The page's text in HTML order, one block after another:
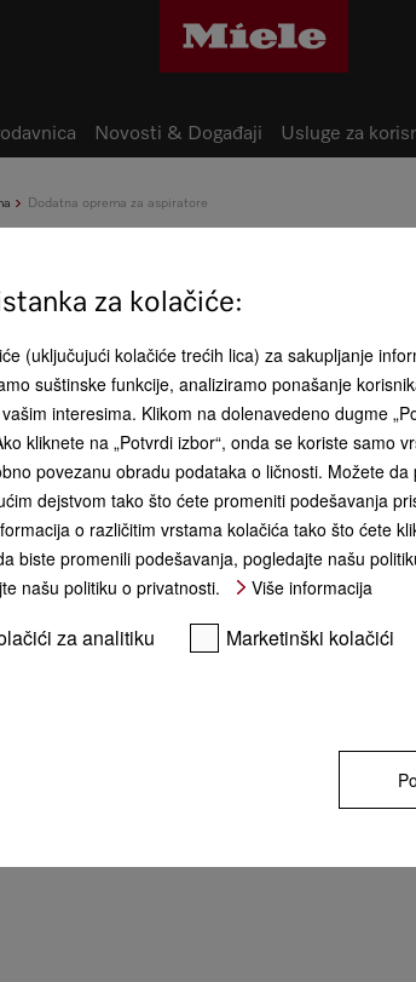
Dodatna oprema za aspiratore
Novosti & Događaji Usluge za
za kolačiće:
(uključujući kolačiće trećih lica) za sakupljanje
suštinske funkcije, analiziramo ponašanje
interesima. Klikom na dolenavedeno dugme
kliknete na „Potvrdi izbor“, onda se koriste samo
povezanu obradu podataka o ličnosti. Možete
dejstvom tako što ćete promeniti podešavanja
o različitim vrstama kolačića tako što ćete
biste promenili podešavanja, pogledajte našu
našu politiku o privatnosti.
Više informacija
za analitiku Marketinški kolačići